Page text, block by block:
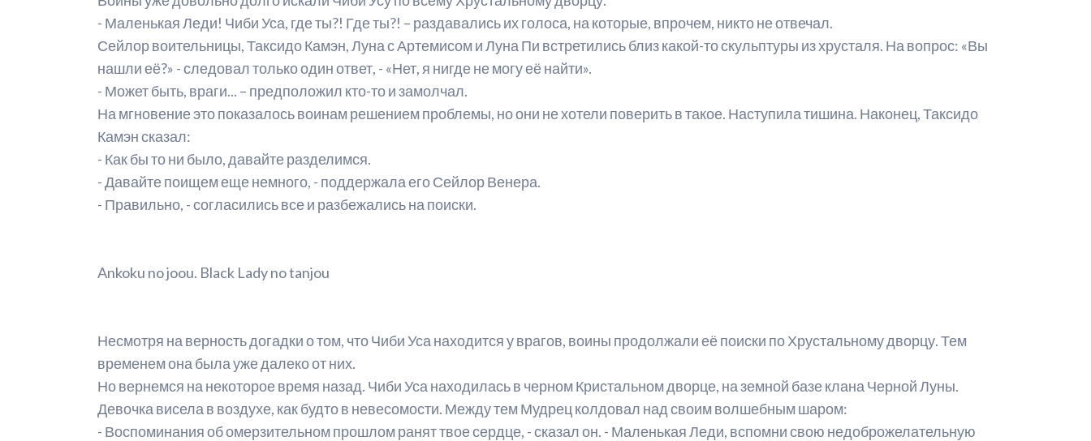
Рейтинг персонажей
Места из манги
Анкеты с официального сайта
Создатели манги
Манга-артбуки
Сейлор Ви
Мюзиклы для начинающих
- Маленькая Леди! Чиби Уса, где ты?! Где ты?! – раздавались их голоса, на которые, впрочем, никто не отвечал.
Сейлор воительницы, Таксидо Камэн, Луна с Артемисом и Луна Пи встретились близ какой-то скульптуры из хрусталя. На вопрос: «Вы
нашли её?» - следовал только один ответ, - «Нет, я нигде не могу её найти».
- Может быть, враги... – предположил кто-то и замолчал.
На мгновение это показалось воинам решением проблемы, но они не хотели поверить в такое. Наступила тишина. Наконец, Таксидо
Камэн сказал:
- Как бы то ни было, давайте разделимся.
- Давайте поищем еще немного, - поддержала его Сейлор Венера.
- Правильно, - согласились все и разбежались на поиски.
Ankoku no joou. Black Lady no tanjou
Несмотря на верность догадки о том, что Чиби Уса находится у врагов, воины продолжали её поиски по Хрустальному дворцу. Тем
временем она была уже далеко от них.
Но вернемся на некоторое время назад. Чиби Уса находилась в черном Кристальном дворце, на земной базе клана Черной Луны.
Девочка висела в воздухе, как будто в невесомости. Между тем Мудрец колдовал над своим волшебным шаром:
- Воспоминания об омерзительном прошлом ранят твое сердце, - сказал он. - Маленькая Леди, вспомни свою недоброжелательную